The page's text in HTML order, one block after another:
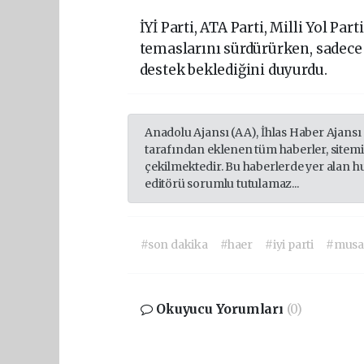
İYİ Parti, ATA Parti, Milli Yol
temaslarını sürdürürken,
destek beklediğini duyurdu.
Anadolu Ajansı (AA), İhlas Haber
tarafından eklenen tüm haberler,
çekilmektedir. Bu haberlerde yer alan
editörü sorumlu tutulamaz...
#son dakika #haer #iyi parti
Okuyucu Yorumları (0)